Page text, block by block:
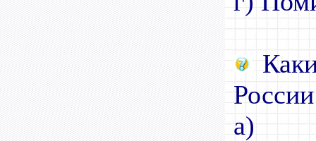
а)